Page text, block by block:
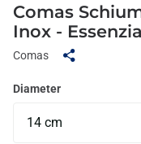
Comas
Inox -
Comas
Diameter